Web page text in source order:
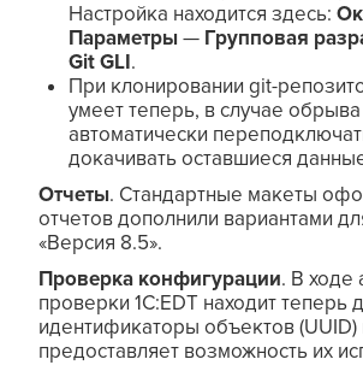
Настройка находится здесь:
Параметры— Групповая
Git GLI.
При клонировании git-
умеет теперь, в случае
автоматически
докачивать оставшиеся
Отчеты. Стандартные макеты
отчетов дополнили вариантами
«Версия 8.5».
Проверка конфигурации. В ходе
проверки 1C:EDT находит
идентификаторы объектов (UUID)
предоставляет возможность их